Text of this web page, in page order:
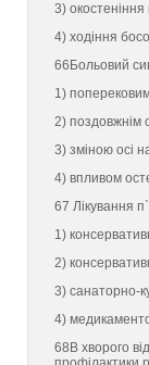
3)
4) ходiння
66Больовий
1)
2) поздовжнiм
3) змiною осi
4) впливом
67 Лiкування
1)
2)
3) санаторно-
4)
68В хворого